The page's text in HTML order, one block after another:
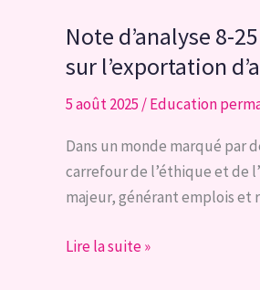
2019
l
Pourquoi
ils
?
Pourquoi
perdent-
?
Note d’analyse 8-
sur l’exportation
5 août 2025 /Education
Dans un monde marqué par
carrefour de l’éthique et de
majeur, générant emplois et
Note
Lire la suite »